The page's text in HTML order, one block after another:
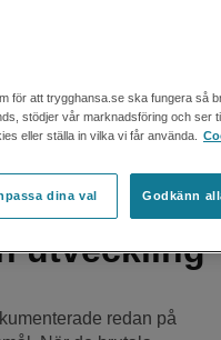
benämns som enbart
mer om engelska
utveckling
redan på
för att trygghansa.se ska fungera så
stödjer vår marknadsföring och ser
eller ställa in vilka vi får använda.
dina val Godkänn